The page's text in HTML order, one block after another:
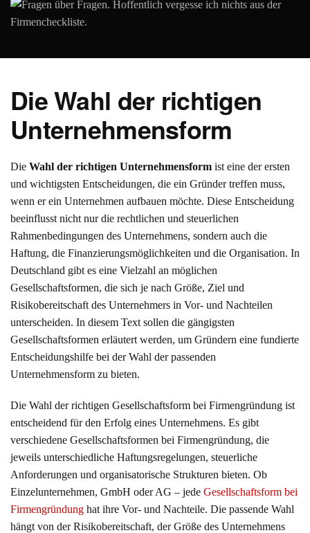
Die Wahl der richtigen
Unternehmensform
Die Wahl der richtigen Unternehmensform ist eine der ersten
und wichtigsten Entscheidungen, die ein Gründer treffen muss,
wenn er ein Unternehmen aufbauen möchte. Diese Entscheidung
beeinflusst nicht nur die rechtlichen und steuerlichen
Rahmenbedingungen des Unternehmens, sondern auch die
Haftung, die Finanzierungsmöglichkeiten und die Organisation. In
Deutschland gibt es eine Vielzahl an möglichen
Gesellschaftsformen, die sich je nach Größe, Ziel und
Risikobereitschaft des Unternehmers in Vor- und Nachteilen
unterscheiden. In diesem Text sollen die gängigsten
Gesellschaftsformen erläutert werden, um Gründern eine fundierte
Entscheidungshilfe bei der Wahl der passenden
Unternehmensform zu bieten.
Die Wahl der richtigen Gesellschaftsform bei Firmengründung ist
entscheidend für den Erfolg eines Unternehmens. Es gibt
verschiedene Gesellschaftsformen bei Firmengründung, die
jeweils unterschiedliche Haftungsregelungen, steuerliche
Anforderungen und organisatorische Strukturen bieten. Ob
Einzelunternehmen, GmbH oder AG – jede Gesellschaftsform bei
Firmengründung hat ihre Vor- und Nachteile. Die passende Wahl
hängt von der Risikobereitschaft, der Größe des Unternehmens